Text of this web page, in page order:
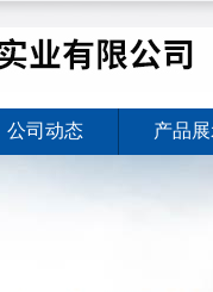
公司动态 产品